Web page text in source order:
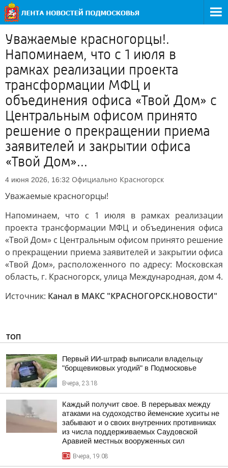
Уважаемые красногорцы!.
Напоминаем, что с 1 июля в
рамках реализации проекта
трансформации МФЦ и
объединения офиса «Твой Дом» с
Центральным офисом принято
решение о прекращении приема
заявителей и закрытии офиса
«Твой Дом»...
4 июня 2026, 16:32 Официально Красногорск
Уважаемые красногорцы!
Напоминаем, что с 1 июля в рамках реализации
проекта трансформации МФЦ и объединения офиса
«Твой Дом» с Центральным офисом принято решение
о прекращении приема заявителей и закрытии офиса
«Твой Дом», расположенного по адресу: Московская
область, г. Красногорск, улица Международная, дом 4.
Источник: Канал в МАКС "КРАСНОГОРСК.НОВОСТИ"
ТОП
Первый ИИ-штраф выписали владельцу
"борщевиковых угодий" в Подмосковье
Вчера, 23:18
Каждый получит свое. В перерывах между
атаками на судоходство йеменские хуситы не
забывают и о своих внутренних противниках
из числа поддерживаемых Саудовской
Аравией местных вооруженных сил
Вчера, 19:08